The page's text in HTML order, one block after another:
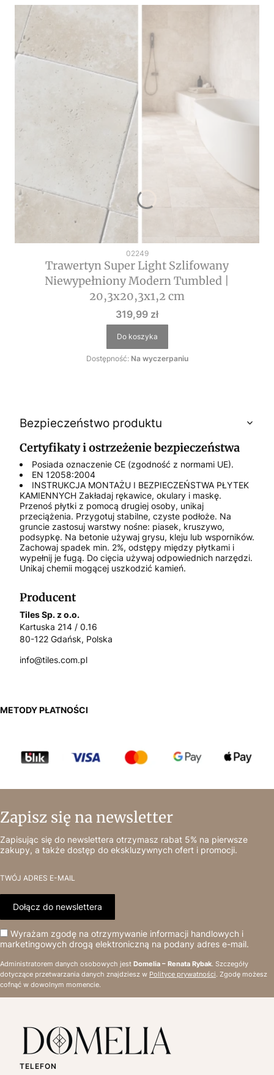
Kod produktu
02249
Trawertyn Super Light Szlifowany
Niewypełniony Modern Tumbled |
20,3x20,3x1,2 cm
Cena
319,99 zł
Do koszyka
Dostępność: Na wyczerpaniu
Bezpieczeństwo produktu
Certyfikaty i ostrzeżenie bezpieczeństwa
Posiada oznaczenie CE (zgodność z normami UE).
EN 12058:2004
INSTRUKCJA MONTAŻU I BEZPIECZEŃSTWA PŁYTEK
KAMIENNYCH Zakładaj rękawice, okulary i maskę.
Przenoś płytki z pomocą drugiej osoby, unikaj
przeciążenia. Przygotuj stabilne, czyste podłoże. Na
gruncie zastosuj warstwy nośne: piasek, kruszywo,
podsypkę. Na betonie używaj grysu, kleju lub wsporników.
Zachowaj spadek min. 2%, odstępy między płytkami i
wypełnij je fugą. Do cięcia używaj odpowiednich narzędzi.
Unikaj chemii mogącej uszkodzić kamień.
Producent
Tiles Sp. z o.o.
Kartuska 214 / 0.16
80-122 Gdańsk, Polska
info@tiles.com.pl
METODY PŁATNOŚCI
Zapisz się na newsletter
Zapisując się do newslettera otrzymasz rabat 5% na pierwsze
zakupy, a także dostęp do ekskluzywnych ofert i promocji.
TWÓJ ADRES E-MAIL
Dołącz do newslettera
Wyrażam zgodę na otrzymywanie informacji handlowych i
marketingowych drogą elektroniczną na podany adres e-mail.
Administratorem danych osobowych jest Domelia – Renata Rybak. Szczegóły
dotyczące przetwarzania danych znajdziesz w Polityce prywatności. Zgodę możesz
cofnąć w dowolnym momencie.
TELEFON